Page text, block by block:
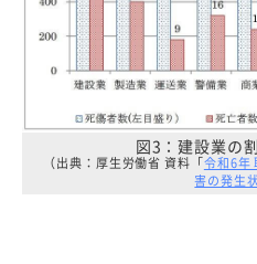
図3：建設業の
（出典：厚生労働省 資料「令和6年
害の発生